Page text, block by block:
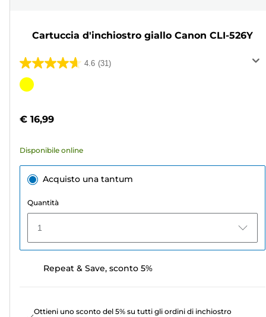
Cartuccia d'inchiostro giallo Canon CLI-526Y
4.6 (31)
4.6
su
31
Cartuccia
€ 16,99
Disponibile online
Acquisto una tantum
Quantità
1
Repeat & Save, sconto 5%
Ottieni uno sconto del 5% su tutti gli ordini di inchiostro